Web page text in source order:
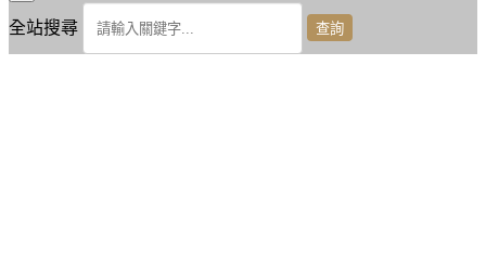
全站搜尋